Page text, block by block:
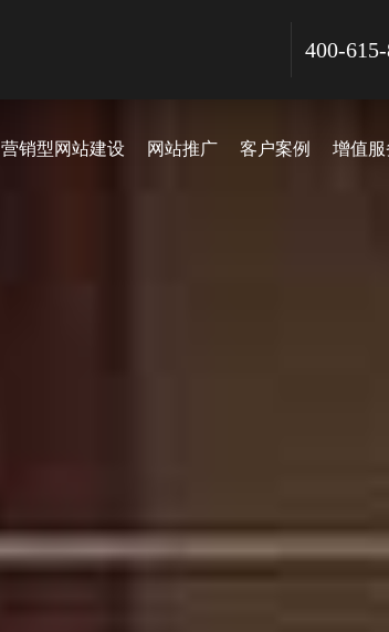
400-
营销型网站建设 网站推广 客户案例 增值服